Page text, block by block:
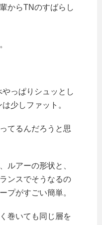
からTNのすばらし
っぱりシュッとし
少しファット。
てるんだろうと思
ルアーの形状と、
ンスでそうなるの
プがすごい簡単。
巻いても同じ層を